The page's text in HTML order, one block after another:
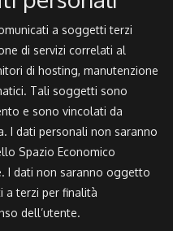
a soggetti terzi
di servizi correlati al
di hosting, manutenzione
Tali soggetti sono
e sono vincolati da
I dati personali non saranno
Spazio Economico
I dati non saranno oggetto
a terzi per finalità
dell’utente.